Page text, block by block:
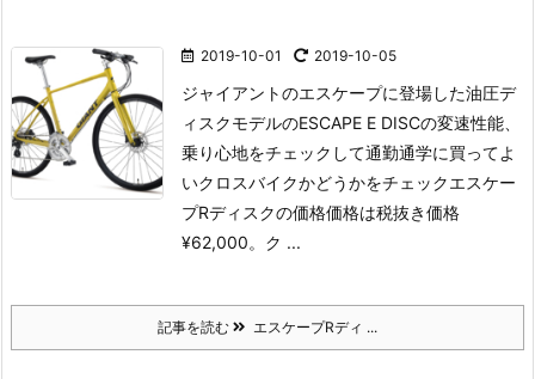
2019-10-01 2019-10-05
ジャイアントのエスケープに登場した油圧デ
ィスクモデルのESCAPE E DISCの変速性能、
乗り心地をチェックして通勤通学に買ってよ
いクロスバイクかどうかをチェックエスケー
プRディスクの価格価格は税抜き価格
¥62,000。 ク ...
記事を読む エスケープRディ ...